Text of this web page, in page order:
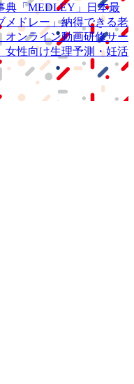
典 「MEDLEY」
日本最
メドレー」納得できる老
オンライン動画研修サー
女性向け生理予測・妊活